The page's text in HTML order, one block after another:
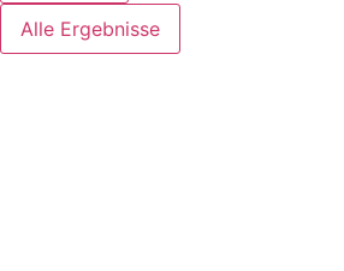
Alle Ergebnisse